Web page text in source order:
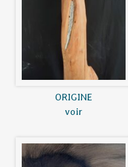
ORIGINE
voir